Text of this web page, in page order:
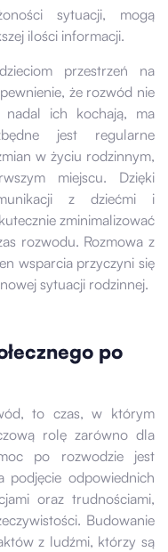
sytuacji, mogą
ilości informacji.
przestrzeń na
że rozwód nie
ich kochają, ma
jest regularne
w życiu rodzinnym,
miejscu. Dzięki
z dziećmi i
zminimalizować
rozwodu. Rozmowa z
wsparcia przyczyni się
sytuacji rodzinnej.
po
to czas, w którym
rolę zarówno dla
po rozwodzie jest
podjęcie odpowiednich
oraz trudnościami,
Budowanie
z ludźmi, którzy są